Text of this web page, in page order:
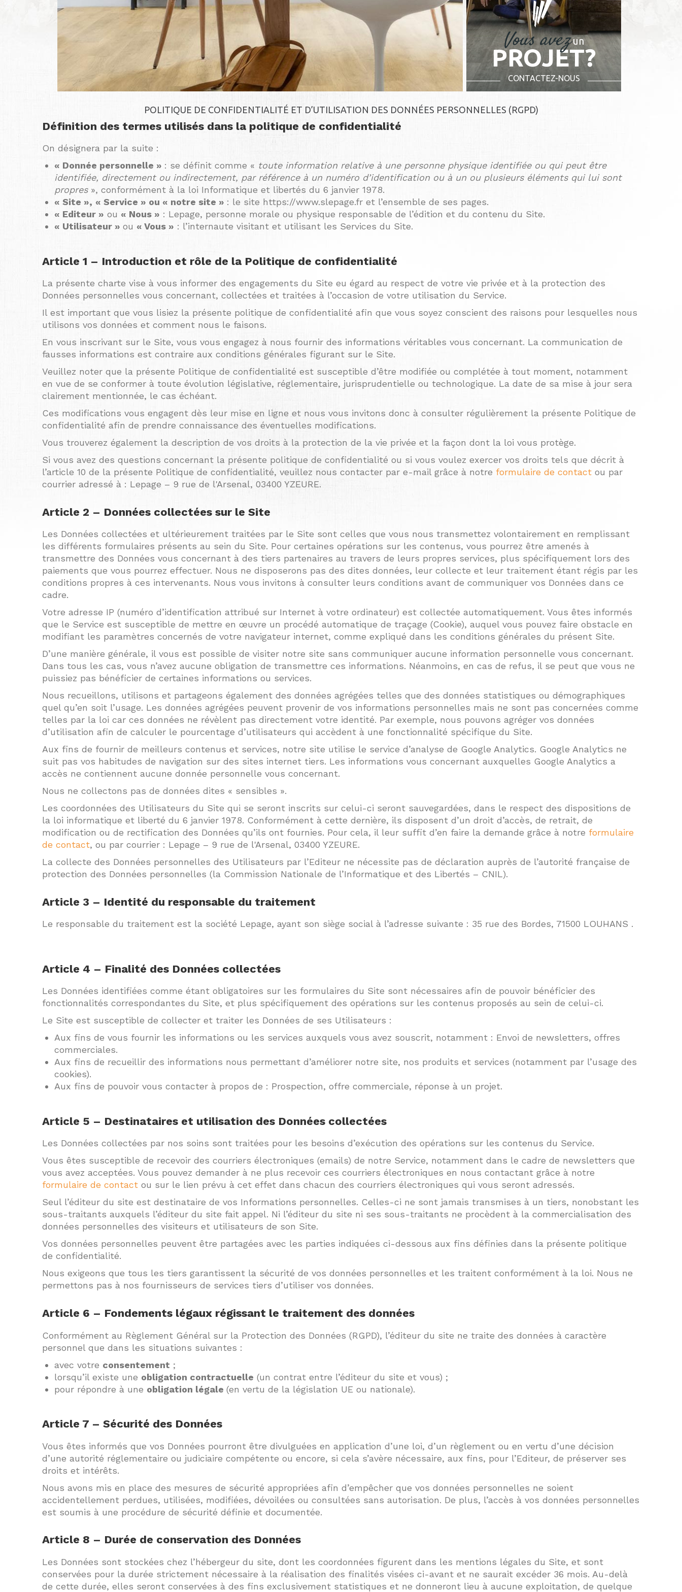
Vous avez un
PROJET?
CONTACTEZ-NOUS
POLITIQUE DE CONFIDENTIALITÉ ET D’UTILISATION DES DONNÉES PERSONNELLES (RGPD)
Définition des termes utilisés dans la politique de confidentialité
On désignera par la suite :
« Donnée personnelle » : se définit comme « toute information relative à une personne physique identifiée ou qui peut être
identifiée, directement ou indirectement, par référence à un numéro d’identification ou à un ou plusieurs éléments qui lui sont
propres», conformément à la loi Informatique et libertés du 6 janvier 1978.
« Site », « Service » ou « notre site » : le site https://www.slepage.fr et l’ensemble de ses pages.
« Editeur » ou « Nous » : Lepage, personne morale ou physique responsable de l’édition et du contenu du Site.
« Utilisateur » ou « Vous » : l’internaute visitant et utilisant les Services du Site.
Article 1 – Introduction et rôle de la Politique de confidentialité
La présente charte vise à vous informer des engagements du Site eu égard au respect de votre vie privée et à la protection des
Données personnelles vous concernant, collectées et traitées à l’occasion de votre utilisation du Service.
Il est important que vous lisiez la présente politique de confidentialité afin que vous soyez conscient des raisons pour lesquelles nous
utilisons vos données et comment nous le faisons.
En vous inscrivant sur le Site, vous vous engagez à nous fournir des informations véritables vous concernant. La communication de
fausses informations est contraire aux conditions générales figurant sur le Site.
Veuillez noter que la présente Politique de confidentialité est susceptible d’être modifiée ou complétée à tout moment, notamment
en vue de se conformer à toute évolution législative, réglementaire, jurisprudentielle ou technologique. La date de sa mise à jour sera
clairement mentionnée, le cas échéant.
Ces modifications vous engagent dès leur mise en ligne et nous vous invitons donc à consulter régulièrement la présente Politique de
confidentialité afin de prendre connaissance des éventuelles modifications.
Vous trouverez également la description de vos droits à la protection de la vie privée et la façon dont la loi vous protège.
Si vous avez des questions concernant la présente politique de confidentialité ou si vous voulez exercer vos droits tels que décrit à
l’article 10 de la présente Politique de confidentialité, veuillez nous contacter par e-mail grâce à notre formulaire de contact ou par
courrier adressé à : Lepage – 9 rue de l'Arsenal, 03400 YZEURE.
Article 2 – Données collectées sur le Site
Les Données collectées et ultérieurement traitées par le Site sont celles que vous nous transmettez volontairement en remplissant
les différents formulaires présents au sein du Site. Pour certaines opérations sur les contenus, vous pourrez être amenés à
transmettre des Données vous concernant à des tiers partenaires au travers de leurs propres services, plus spécifiquement lors des
paiements que vous pourrez effectuer. Nous ne disposerons pas des dites données, leur collecte et leur traitement étant régis par les
conditions propres à ces intervenants. Nous vous invitons à consulter leurs conditions avant de communiquer vos Données dans ce
cadre.
Votre adresse IP (numéro d’identification attribué sur Internet à votre ordinateur) est collectée automatiquement. Vous êtes informés
que le Service est susceptible de mettre en œuvre un procédé automatique de traçage (Cookie), auquel vous pouvez faire obstacle en
modifiant les paramètres concernés de votre navigateur internet, comme expliqué dans les conditions générales du présent Site.
D’une manière générale, il vous est possible de visiter notre site sans communiquer aucune information personnelle vous concernant.
Dans tous les cas, vous n’avez aucune obligation de transmettre ces informations. Néanmoins, en cas de refus, il se peut que vous ne
puissiez pas bénéficier de certaines informations ou services.
Nous recueillons, utilisons et partageons également des données agrégées telles que des données statistiques ou démographiques
quel qu’en soit l’usage. Les données agrégées peuvent provenir de vos informations personnelles mais ne sont pas concernées comme
telles par la loi car ces données ne révèlent pas directement votre identité. Par exemple, nous pouvons agréger vos données
d’utilisation afin de calculer le pourcentage d’utilisateurs qui accèdent à une fonctionnalité spécifique du Site.
Aux fins de fournir de meilleurs contenus et services, notre site utilise le service d’analyse de Google Analytics. Google Analytics ne
suit pas vos habitudes de navigation sur des sites internet tiers. Les informations vous concernant auxquelles Google Analytics a
accès ne contiennent aucune donnée personnelle vous concernant.
Nous ne collectons pas de données dites « sensibles ».
Les coordonnées des Utilisateurs du Site qui se seront inscrits sur celui-ci seront sauvegardées, dans le respect des dispositions de
la loi informatique et liberté du 6 janvier 1978. Conformément à cette dernière, ils disposent d’un droit d’accès, de retrait, de
modification ou de rectification des Données qu’ils ont fournies. Pour cela, il leur suffit d’en faire la demande grâce à notre formulaire
de contact, ou par courrier : Lepage – 9 rue de l'Arsenal, 03400 YZEURE.
La collecte des Données personnelles des Utilisateurs par l’Editeur ne nécessite pas de déclaration auprès de l’autorité française de
protection des Données personnelles (la Commission Nationale de l’Informatique et des Libertés – CNIL).
Article 3 – Identité du responsable du traitement
Le responsable du traitement est la société Lepage, ayant son siège social à l’adresse suivante : 35 rue des Bordes, 71500 LOUHANS .
Article 4 – Finalité des Données collectées
Les Données identifiées comme étant obligatoires sur les formulaires du Site sont nécessaires afin de pouvoir bénéficier des
fonctionnalités correspondantes du Site, et plus spécifiquement des opérations sur les contenus proposés au sein de celui-ci.
Le Site est susceptible de collecter et traiter les Données de ses Utilisateurs :
Aux fins de vous fournir les informations ou les services auxquels vous avez souscrit, notamment : Envoi de newsletters, offres
commerciales.
Aux fins de recueillir des informations nous permettant d’améliorer notre site, nos produits et services (notamment par l’usage des
cookies).
Aux fins de pouvoir vous contacter à propos de : Prospection, offre commerciale, réponse à un projet.
Article 5 – Destinataires et utilisation des Données collectées
Les Données collectées par nos soins sont traitées pour les besoins d’exécution des opérations sur les contenus du Service.
Vous êtes susceptible de recevoir des courriers électroniques (emails) de notre Service, notamment dans le cadre de newsletters que
vous avez acceptées. Vous pouvez demander à ne plus recevoir ces courriers électroniques en nous contactant grâce à notre
formulaire de contact ou sur le lien prévu à cet effet dans chacun des courriers électroniques qui vous seront adressés.
Seul l’éditeur du site est destinataire de vos Informations personnelles. Celles-ci ne sont jamais transmises à un tiers, nonobstant les
sous-traitants auxquels l’éditeur du site fait appel. Ni l’éditeur du site ni ses sous-traitants ne procèdent à la commercialisation des
données personnelles des visiteurs et utilisateurs de son Site.
Vos données personnelles peuvent être partagées avec les parties indiquées ci-dessous aux fins définies dans la présente politique
de confidentialité.
Nous exigeons que tous les tiers garantissent la sécurité de vos données personnelles et les traitent conformément à la loi. Nous ne
permettons pas à nos fournisseurs de services tiers d’utiliser vos données.
Article 6 – Fondements légaux régissant le traitement des données
Conformément au Règlement Général sur la Protection des Données (RGPD), l’éditeur du site ne traite des données à caractère
personnel que dans les situations suivantes :
avec votre consentement ;
lorsqu’il existe une obligation contractuelle (un contrat entre l’éditeur du site et vous) ;
pour répondre à une obligation légale (en vertu de la législation UE ou nationale).
Article 7 – Sécurité des Données
Vous êtes informés que vos Données pourront être divulguées en application d’une loi, d’un règlement ou en vertu d’une décision
d’une autorité réglementaire ou judiciaire compétente ou encore, si cela s’avère nécessaire, aux fins, pour l’Editeur, de préserver ses
droits et intérêts.
Nous avons mis en place des mesures de sécurité appropriées afin d’empêcher que vos données personnelles ne soient
accidentellement perdues, utilisées, modifiées, dévoilées ou consultées sans autorisation. De plus, l’accès à vos données personnelles
est soumis à une procédure de sécurité définie et documentée.
Article 8 – Durée de conservation des Données
Les Données sont stockées chez l’hébergeur du site, dont les coordonnées figurent dans les mentions légales du Site, et sont
conservées pour la durée strictement nécessaire à la réalisation des finalités visées ci-avant et ne saurait excéder 36 mois. Au-delà
de cette durée, elles seront conservées à des fins exclusivement statistiques et ne donneront lieu à aucune exploitation, de quelque